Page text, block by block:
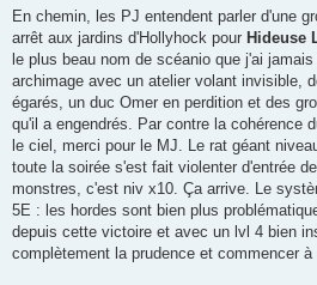
En chemin, les PJ entendent parler d'une
arrêt aux jardins d'Hollyhock pour Hideuse
le plus beau nom de scéanio que j'ai
archimage avec un atelier volant invisible,
égarés, un duc Omer en perdition et des
qu'il a engendrés. Par contre la cohérence
le ciel, merci pour le MJ. Le rat géant
toute la soirée s'est fait violenter d'entrée
monstres, c'est niv x10. Ça arrive. Le
5E : les hordes sont bien plus
depuis cette victoire et avec un lvl 4 bien
complètement la prudence et commencer à